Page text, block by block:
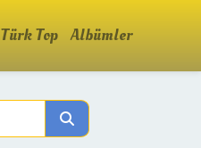
Türk Top Albümler